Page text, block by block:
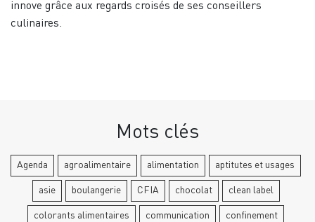
innove grâce aux regards croisés de ses conseillers
culinaires.
Mots clés
Agenda agroalimentaire alimentation aptitutes et usages
asie boulangerie CFIA chocolat clean label
colorants alimentaires communication confinement